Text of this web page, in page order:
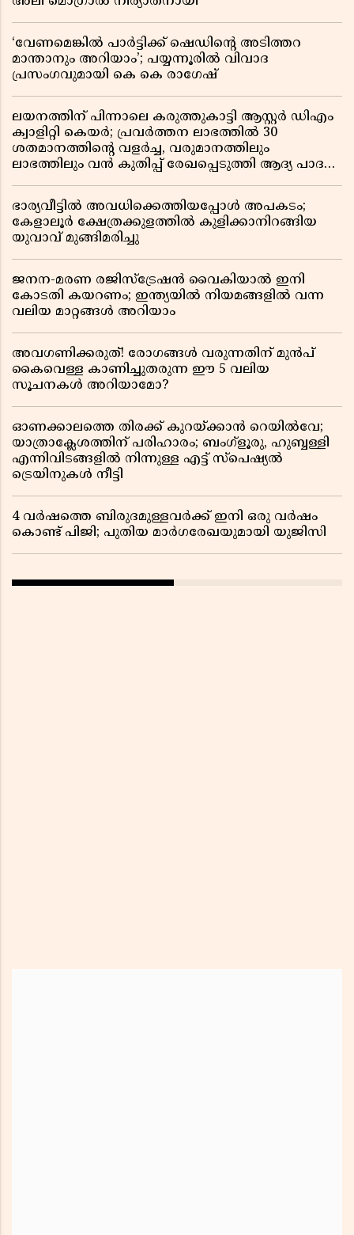
‘വേണമെങ്കിൽ പാർട്ടിക്ക് ഷെഡിൻ്റെ അടിത്തറ
മാന്താനും അറിയാം’; പയ്യന്നൂരിൽ വിവാദ
പ്രസംഗവുമായി കെ കെ രാഗേഷ്
ലയനത്തിന് പിന്നാലെ കരുത്തുകാട്ടി ആസ്റ്റർ ഡിഎം
ക്വാളിറ്റി കെയർ; പ്രവർത്തന ലാഭത്തിൽ 30
ശതമാനത്തിൻ്റെ വളർച്ച, വരുമാനത്തിലും
ലാഭത്തിലും വൻ കുതിപ്പ് രേഖപ്പെടുത്തി ആദ്യ പാദ
ഭാര്യവീട്ടിൽ അവധിക്കെത്തിയപ്പോൾ അപകടം;
കേളാലൂർ ക്ഷേത്രക്കുളത്തിൽ കുളിക്കാനിറങ്ങിയ
യുവാവ് മുങ്ങിമരിച്ചു
ജനന-മരണ രജിസ്ട്രേഷൻ വൈകിയാൽ ഇനി
കോടതി കയറണം; ഇന്ത്യയിൽ നിയമങ്ങളിൽ വന്ന
വലിയ മാറ്റങ്ങൾ അറിയാം
അവഗണിക്കരുത്! രോഗങ്ങൾ വരുന്നതിന് മുൻപ്
കൈവെള്ള കാണിച്ചുതരുന്ന ഈ 5 വലിയ
സൂചനകൾ അറിയാമോ?
ഓണക്കാലത്തെ തിരക്ക് കുറയ്ക്കാൻ റെയിൽവേ;
യാത്രാക്ലേശത്തിന് പരിഹാരം; ബംഗ്ളൂരു, ഹുബ്ബള്ളി
എന്നിവിടങ്ങളിൽ നിന്നുള്ള എട്ട് സ്പെഷ്യൽ
ട്രെയിനുകൾ നീട്ടി
4 വർഷത്തെ ബിരുദമുള്ളവർക്ക് ഇനി ഒരു വർഷം
കൊണ്ട് പിജി; പുതിയ മാർഗരേഖയുമായി യുജിസി